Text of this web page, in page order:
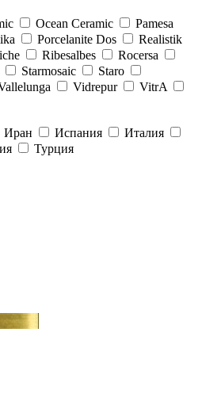
Ocean Ceramic
Pamesa
Porcelanite Dos
Realistik
Ribesalbes
Rocersa
Starmosaic
Staro
Vidrepur
VitrA
Иран Испания
Италия
Турция